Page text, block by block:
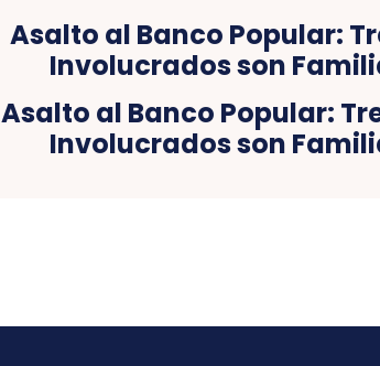
Asalto al Banco Popular:
Involucrados son